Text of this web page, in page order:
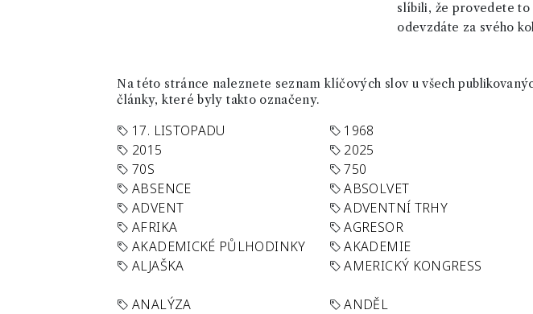
slíbili, že provedete
odevzdáte za svého
Na této stránce naleznete seznam klíčových slov u všech
články, které byly takto označeny.
17. LISTOPADU 1968
2015
2025
70S
750
ABSENCE
ABSOLVET
ADVENT
ADVENTNÍ TRHY
AFRIKA
AGRESOR
AKADEMICKÉ PŮLHODINKY
AKADEMIE
ALJAŠKA
AMERICKÝ KONGRESS
ANALÝZA ANDĚL